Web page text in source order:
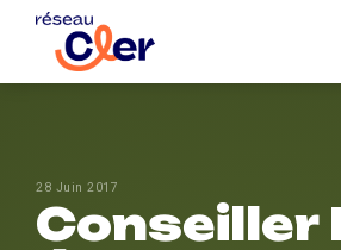
28 Juin 2017
Conseiller